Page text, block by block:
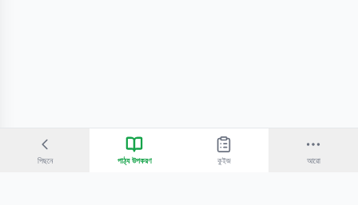
পিছনে পাঠ্য উপকরণ কুইজ আরো